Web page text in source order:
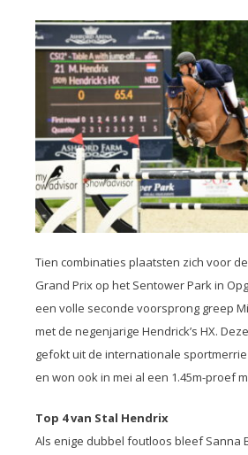
Tien combinaties plaatsten zich voor
Grand Prix op het Sentower Park in
een volle seconde voorsprong greep
met de negenjarige Hendrick’s HX.
gefokt uit de internationale
en won ook in mei al een 1.45m-proef
Top 4 van Stal Hendrix
Als enige dubbel foutloos bleef Sanna